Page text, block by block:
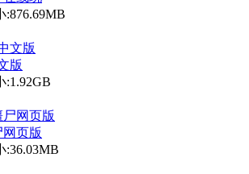
:876.69MB
版
:1.92GB
页版
:36.03MB